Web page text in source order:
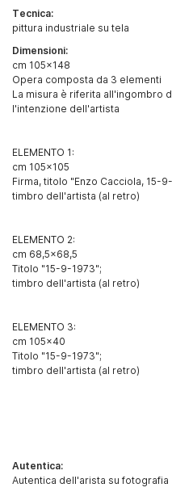
Tecnica:
pittura industriale su tela
Dimensioni:
cm 105x148
Opera composta da 3 elementi
La misura è riferita all'ingombro
l'intenzione dell'artista
ELEMENTO 1:
cm 105x105
Firma, titolo "Enzo Cacciola, 15-
timbro dell'artista (al retro)
ELEMENTO 2:
cm 68,5x68,5
Titolo "15-9-1973";
timbro dell'artista (al retro)
ELEMENTO 3:
cm 105x40
Titolo "15-9-1973";
timbro dell'artista (al retro)
Autentica:
Autentica dell'arista su fotografia